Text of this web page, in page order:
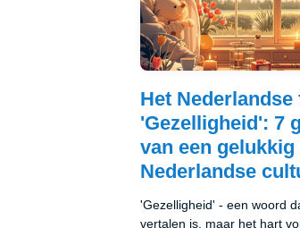
Het Nederlandse
'Gezelligheid': 7
van een
Nederlandse
'Gezelligheid' - een woord
vertalen is, maar het hart